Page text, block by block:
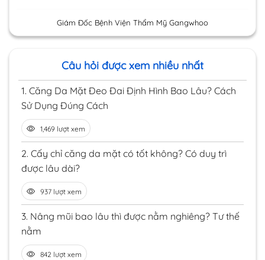
Giám Đốc Bệnh Viện Thẩm Mỹ Gangwhoo
Câu hỏi được xem nhiều nhất
1. Căng Da Mặt Đeo Đai Định Hình Bao Lâu? Cách
Sử Dụng Đúng Cách
1,469 lượt xem
2. Cấy chỉ căng da mặt có tốt không? Có duy trì
được lâu dài?
937 lượt xem
3. Nâng mũi bao lâu thì được nằm nghiêng? Tư thế
nằm
842 lượt xem